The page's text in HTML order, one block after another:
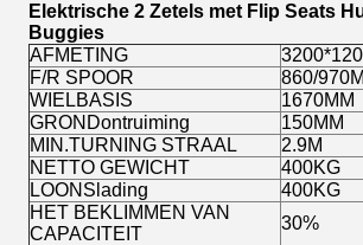
Elektrische 2 Zetels met Flip Seats
Buggies
AFMETING
F/R SPOOR
860/
WIELBASIS
1670MM
GRONDontruiming
150MM
MIN.TURNING STRAAL
2.9M
NETTO GEWICHT
400KG
LOONSlading
400KG
HET BEKLIMMEN VAN
CAPACITEIT
30%